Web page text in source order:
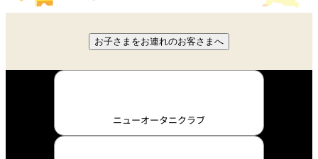
お子さまをお連れのお客さまへ
ニューオータニクラブ